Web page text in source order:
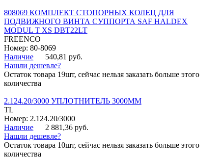
808069 КОМПЛЕКТ СТОПОРНЫХ КОЛЕЦ ДЛЯ
ПОДВИЖНОГО ВИНТА СУППОРТА SAF HALDEX
MODUL T XS DBT22LT
FREENCO
Номер: 80-8069
Наличие
540,81 руб.
Нашли дешевле?
Остаток товара 19шт, сейчас нельзя заказать больше этого
количества
2.124.20/3000 УПЛОТНИТЕЛЬ 3000ММ
TL
Номер: 2.124.20/3000
Наличие
2 881,36 руб.
Нашли дешевле?
Остаток товара 10шт, сейчас нельзя заказать больше этого
количества